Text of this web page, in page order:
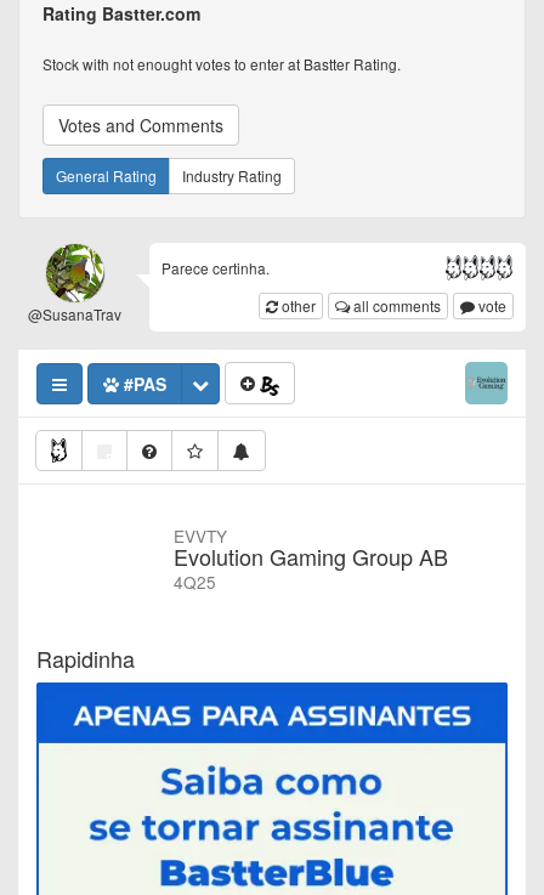
Rating Bastter.com
Stock with not enought votes to enter at Bastter Rating.
Votes and Comments
General Rating Industry Rating
@SusanaTrav
Parece certinha.
other
all comments vote
#PAS
EVVTY
Evolution Gaming Group AB
4Q25
Rapidinha